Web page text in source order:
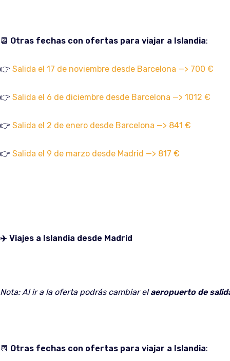
📆 Otras fechas con ofertas para viajar a Islandia:
👉 Salida el 17 de noviembre desde Barcelona —> 700 €
👉 Salida el 6 de diciembre desde Barcelona —> 1012 €
👉 Salida el 2 de enero desde Barcelona —> 841 €
👉 Salida el 9 de marzo desde Madrid —> 817 €
✈️ Viajes a Islandia desde Madrid
Nota: Al ir a la oferta podrás cambiar elaeropuerto de
📆 Otras fechas con ofertas para viajar a Islandia: